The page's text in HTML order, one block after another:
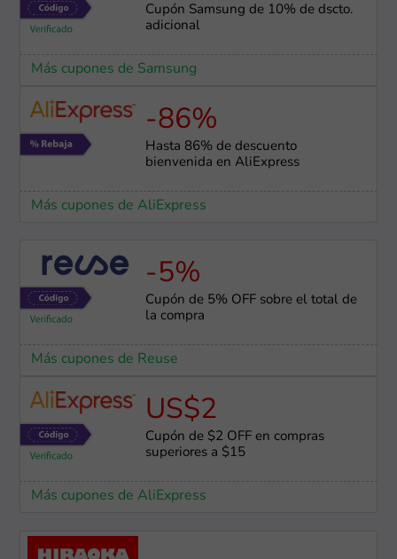
Cupón Samsung de 10% de dscto.
adicional
Más cupones de Samsung
-86%
Hasta 86% de descuento
bienvenida en AliExpress
Más cupones de AliExpress
-5%
Cupón de 5% OFF sobre el total de
la compra
Más cupones de Reuse
US$2
Cupón de $2 OFF en compras
superiores a $15
Más cupones de AliExpress